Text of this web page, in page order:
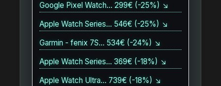
Google Pixel Watch… 299€ (-25%) ↘
Apple Watch Series… 546€ (-25%) ↘
Garmin - fenix 7S… 534€ (-24%) ↘
Apple Watch Series… 369€ (-18%) ↘
Apple Watch Ultra… 739€ (-18%) ↘